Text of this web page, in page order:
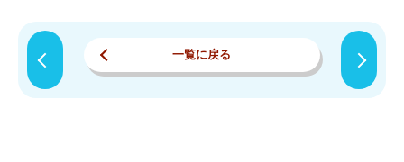
一覧に戻る